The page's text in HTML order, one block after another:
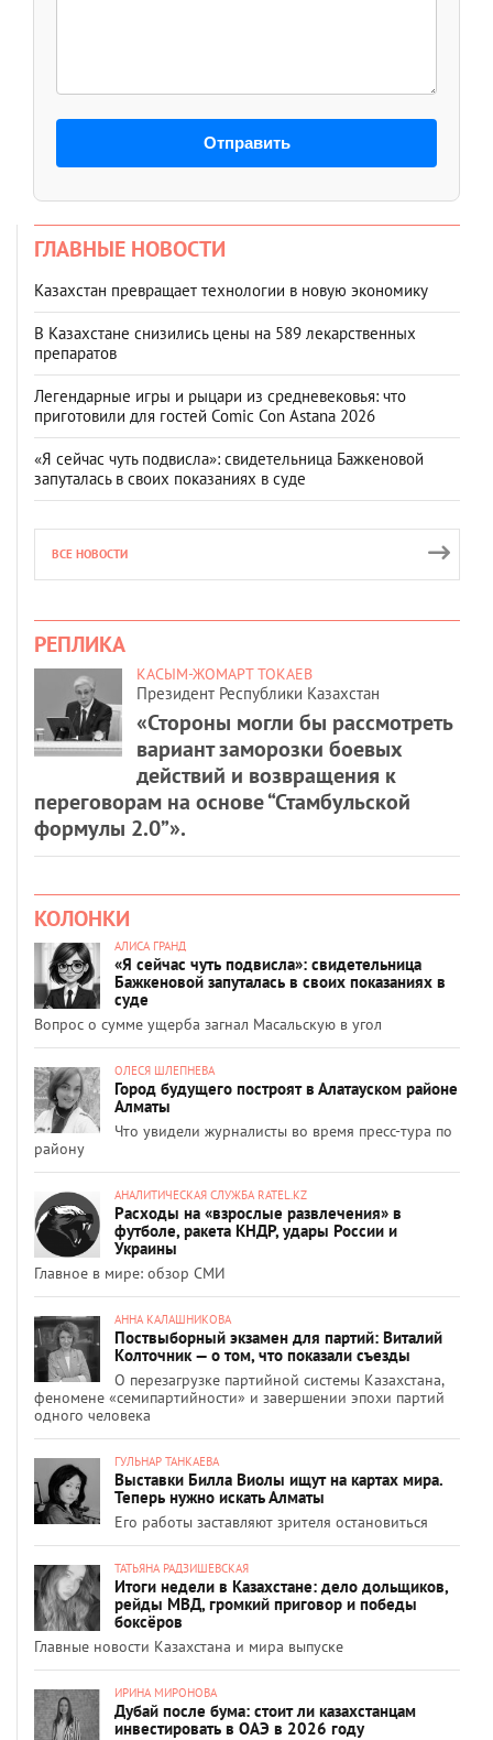
Отправить
ГЛАВНЫЕ НОВОСТИ
Казахстан превращает технологии в новую экономику
В Казахстане снизились цены на 589 лекарственных
препаратов
Легендарные игры и рыцари из средневековья: что
приготовили для гостей Comic Con Astana 2026
«Я сейчас чуть подвисла»: свидетельница Бажкеновой
запуталась в своих показаниях в суде
ВСЕ НОВОСТИ
РЕПЛИКА
КАСЫМ-ЖОМАРТ ТОКАЕВ
Президент Республики Казахстан
«Стороны могли бы рассмотреть
вариант заморозки боевых
действий и возвращения к
переговорам на основе “Стамбульской
формулы 2.0”».
КОЛОНКИ
АЛИСА ГРАНД
«Я сейчас чуть подвисла»: свидетельница
Бажкеновой запуталась в своих показаниях в
суде
Вопрос о сумме ущерба загнал Масальскую в угол
ОЛЕСЯ ШЛЕПНЕВА
Город будущего построят в Алатауском районе
Алматы
Что увидели журналисты во время пресс-тура по
району
АНАЛИТИЧЕСКАЯ СЛУЖБА RATEL.KZ
Расходы на «взрослые развлечения» в
футболе, ракета КНДР, удары России и
Украины
Главное в мире: обзор СМИ
АННА КАЛАШНИКОВА
Поствыборный экзамен для партий: Виталий
Колточник — о том, что показали съезды
О перезагрузке партийной системы Казахстана,
феномене «семипартийности» и завершении эпохи партий
одного человека
ГУЛЬНАР ТАНКАЕВА
Выставки Билла Виолы ищут на картах мира.
Теперь нужно искать Алматы
Его работы заставляют зрителя остановиться
ТАТЬЯНА РАДЗИШЕВСКАЯ
Итоги недели в Казахстане: дело дольщиков,
рейды МВД, громкий приговор и победы
боксёров
Главные новости Казахстана и мира выпуске
ИРИНА МИРОНОВА
Дубай после бума: стоит ли казахстанцам
инвестировать в ОАЭ в 2026 году